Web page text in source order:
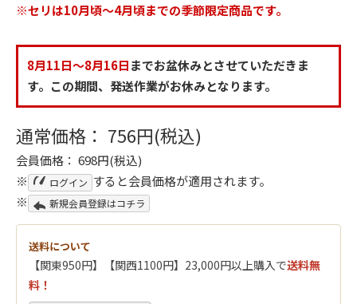
※セリは10月頃～4月頃までの季節限定商品です。
8月11日～8月16日までお盆休みとさせていただきま
す。この期間、発送作業がお休みとなります。
通常価格： 756円(税込)
会員価格： 698円(税込)
※
ログイン すると会員価格が適用されます。
※
新規会員登録はコチラ
送料について
【関東950円】【関西1100円】23,000円以上購入で送料無
料！